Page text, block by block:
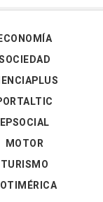
EPSOCIAL
MOTOR
TURISMO